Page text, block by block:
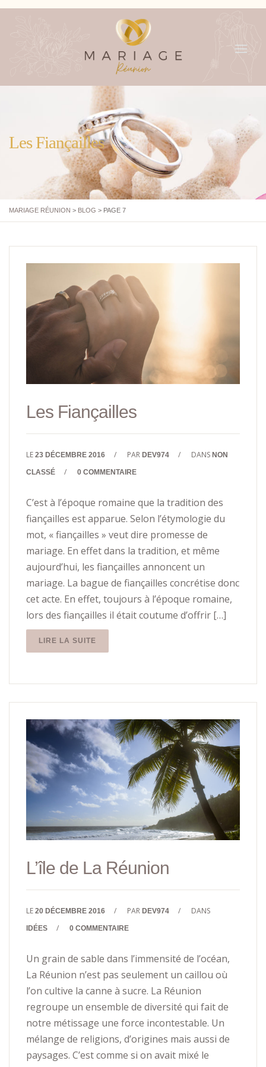
Les Fiançailles
MARIAGE RÉUNION > BLOG > PAGE 7
Les Fiançailles
LE 23 DÉCEMBRE 2016 / PAR DEV974 / DANS NON
CLASSÉ / 0 COMMENTAIRE
C’est à l’époque romaine que la tradition des
fiançailles est apparue. Selon l’étymologie du
mot, « fiançailles » veut dire promesse de
mariage. En effet dans la tradition, et même
aujourd’hui, les fiançailles annoncent un
mariage. La bague de fiançailles concrétise donc
cet acte. En effet, toujours à l’époque romaine,
lors des fiançailles il était coutume d’offrir […]
LIRE LA SUITE
L’île de La Réunion
LE 20 DÉCEMBRE 2016 / PAR DEV974 / DANS
IDÉES / 0 COMMENTAIRE
Un grain de sable dans l’immensité de l’océan,
La Réunion n’est pas seulement un caillou où
l’on cultive la canne à sucre. La Réunion
regroupe un ensemble de diversité qui fait de
notre métissage une force incontestable. Un
mélange de religions, d’origines mais aussi de
paysages. C’est comme si on avait mixé le